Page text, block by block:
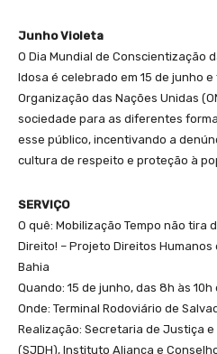
Junho Violeta
O Dia Mundial de Conscientização
Idosa é celebrado em 15 de junho
Organização das Nações Unidas
sociedade para as diferentes
esse público, incentivando a
cultura de respeito e proteção à
SERVIÇO
O quê: Mobilização Tempo não tira
Direito! – Projeto Direitos
Bahia
Quando: 15 de junho, das 8h às 10h
Onde: Terminal Rodoviário de
Realização: Secretaria de Justiça
(SJDH), Instituto Aliança e